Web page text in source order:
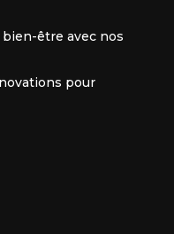
être avec nos
pour